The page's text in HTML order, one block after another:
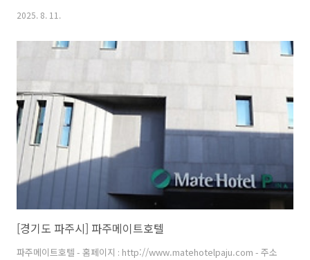
이용하기 좋다. 특히 객실 내에서도 사우나를 하며 피로를 풀 수 있다. 또
은 편이다. 주변에는 골프장 외에 용인 보정동 고분군, 광교호수공원 등
이 있어 연계하여 둘러볼 수 있다. ※ 소개 정보 - 객실유형 : 프리미엄
22:00 - 퇴실시간 : 12:00 - 문의및안내 : 0507-1461-2035 - 주차시..
2025. 8. 11.
[경기도 파주시] 파주메이트호텔
파주메이트호텔 - 홈페이지 : http://www.matehotelpaju.com - 주소